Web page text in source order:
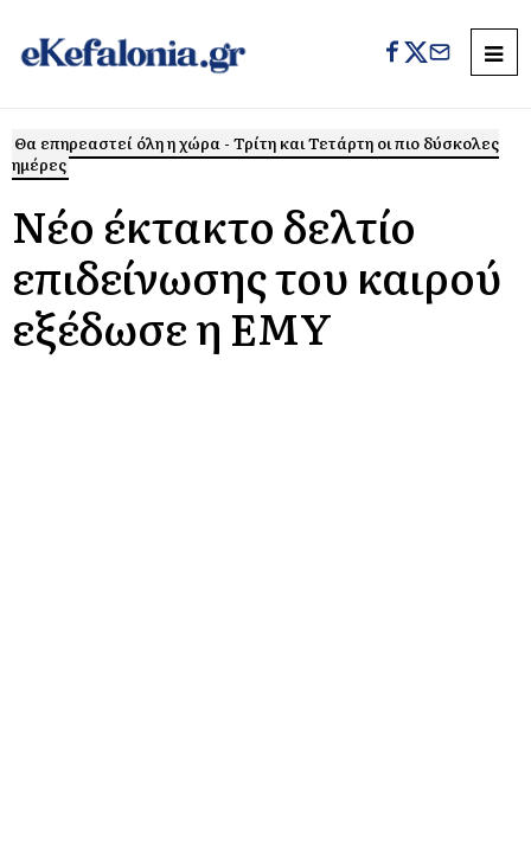
Θα επηρεαστεί όλη η χώρα - Τρίτη και Τετάρτη οι πιο δύσκολες
ημέρες
Νέο έκτακτο δελτίο
επιδείνωσης του καιρού
εξέδωσε η ΕΜΥ